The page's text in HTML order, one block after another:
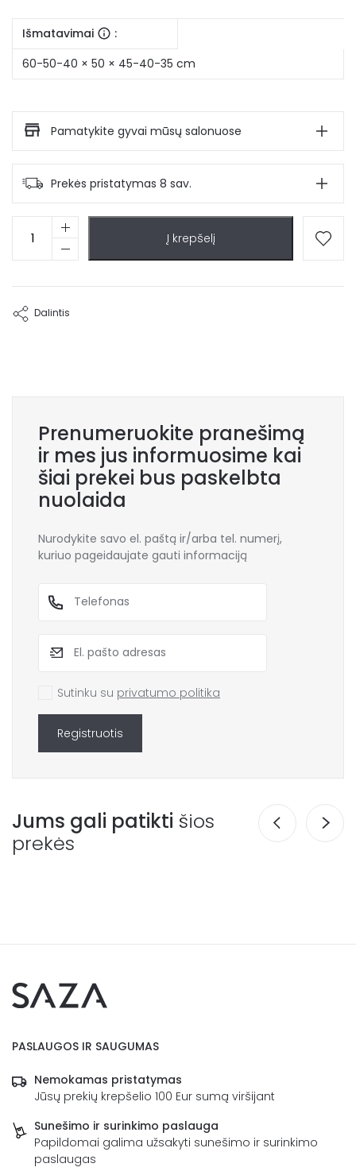
Išmatavimai
:
60-50-40 × 50 × 45-40-35 cm
Pamatykite gyvai mūsų salonuose
Prekės pristatymas 8 sav.
produkto
kiekis:
Heidi
Į krepšelį
Dalintis
Prenumeruokite pranešimą
ir mes jus informuosime kai
šiai prekei bus paskelbta
nuolaida
Nurodykite savo el. paštą ir/arba tel. numerį,
kuriuo pageidaujate gauti informaciją
Sutinku su privatumo politika
Registruotis
Jums gali patikti šios
prekės
PASLAUGOS IR SAUGUMAS
Nemokamas pristatymas
Jūsų prekių krepšelio 100 Eur sumą viršijant
Sunešimo ir surinkimo paslauga
Papildomai galima užsakyti sunešimo ir surinkimo
paslaugas